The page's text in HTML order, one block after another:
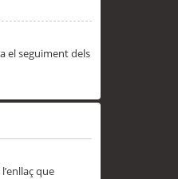
el seguiment dels
que